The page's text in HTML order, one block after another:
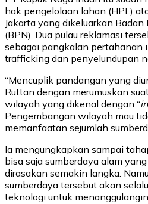
hak pengelolaan lahan (HPL)
Jakarta yang dikeluarkan
(BPN). Dua pulau reklamasi
sebagai pangkalan pertahanan
trafficking dan penyelundupan
“Mencuplik pandangan yang
Ruttan dengan merumuskan
wilayah yang dikenal dengan “
Pengembangan wilayah mau
memanfaatan sejumlah
Ia mengungkapkan sampai
bisa saja sumberdaya alam
dirasakan semakin langka.
sumberdaya tersebut akan
teknologi untuk